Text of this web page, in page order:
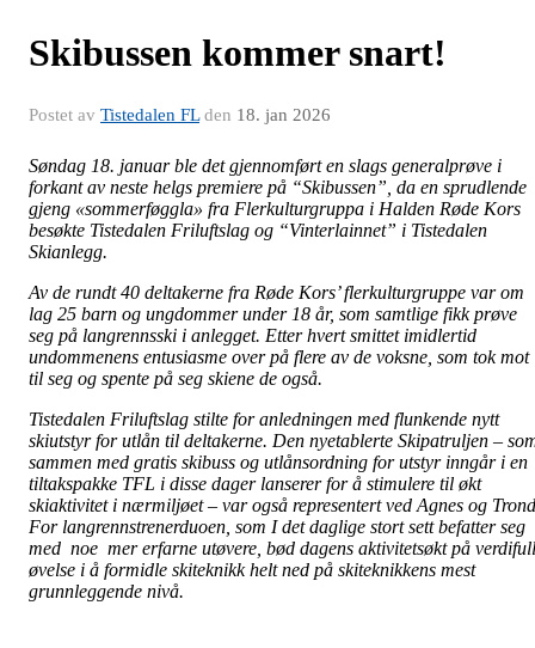
Skibussen kommer snart!
Postet av Tistedalen FLden 18. jan 2026
Søndag 18. januar ble det gjennomført en slags generalprøve i
forkant av neste helgs premiere på “Skibussen”, da en sprudlende
gjeng «sommerføggla» fra Flerkulturgruppa i Halden Røde Kors
besøkte Tistedalen Friluftslag og “Vinterlainnet” i Tistedalen
Skianlegg.
Av de rundt 40 deltakerne fra Røde Kors’ flerkulturgruppe var om
lag 25 barn og ungdommer under 18 år, som samtlige fikk prøve
seg på langrennsski i anlegget. Etter hvert smittet imidlertid
undommenens entusiasme over på flere av de voksne, som tok mot
til seg og spente på seg skiene de også.
Tistedalen Friluftslag stilte for anledningen med flunkende nytt
skiutstyr for utlån til deltakerne. Den nyetablerte Skipatruljen –
sammen med gratis skibuss og utlånsordning for utstyr inngår i en
tiltakspakke TFL i disse dager lanserer for å stimulere til økt
skiaktivitet i nærmiljøet – var også representert ved Agnes og
For langrennstrenerduoen, som I det daglige stort sett befatter seg
med noe mer erfarne utøvere, bød dagens aktivitetsøkt på verdifull
øvelse i å formidle skiteknikk helt ned på skiteknikkens mest
grunnleggende nivå.